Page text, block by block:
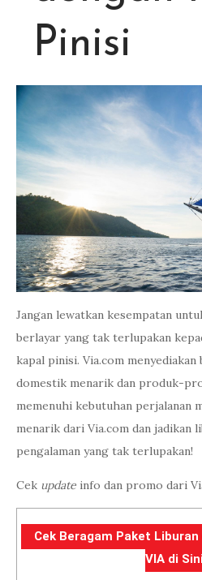
Pinisi
Jangan lewatkan kesempatan
berlayar yang tak terlupakan
kapal pinisi. Via.com
domestik menarik dan produk-
memenuhi kebutuhan perjalanan
menarik dari Via.com dan jadikan
pengalaman yang tak terlupakan!
Cek update info dan promo dari
Cek Beragam Paket
VIA di